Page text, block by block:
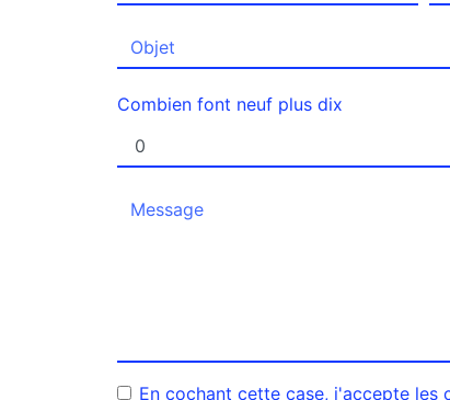
Combien font neuf plus dix
En cochant cette case, j'accepte